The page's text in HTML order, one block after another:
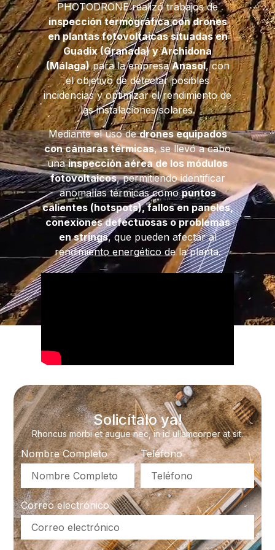
PHOTODRONE realizó trabajos de
inspección termográfica con drones
en plantas fotovoltaicas situadas en
Guadix (Granada) y Archidona
(Málaga)para la empresaAnasol, con
el objetivo de detectar posibles
incidencias y optimizar el rendimiento de
las instalaciones solares.
Mediante el uso dedrones equipados
con cámaras térmicas, se llevó a cabo
unainspección aérea de los módulos
fotovoltaicos, permitiendo identificar
anomalías térmicas comopuntos
calientes (hotspots), fallos en paneles,
conexiones defectuosas o problemas
en strings, que pueden afectar al
rendimiento energético de la planta.
Solicítalo ya!
Rhoncus morbi et augue nec, in id ullamcorper at sit.
Nombre Completo Teléfono
Correo electrónico